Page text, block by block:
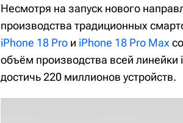
Несмотря на запуск нового
производства традиционных
iPhone 18 Pro и iPhone 18 Pro Max
объём производства всей
достичь 220 миллионов устройств.